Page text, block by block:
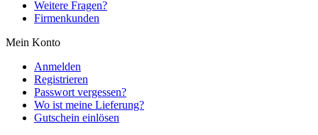
Weitere Fragen?
Firmenkunden
Mein Konto
Anmelden
Registrieren
Passwort vergessen?
Wo ist meine Lieferung?
Gutschein einlösen